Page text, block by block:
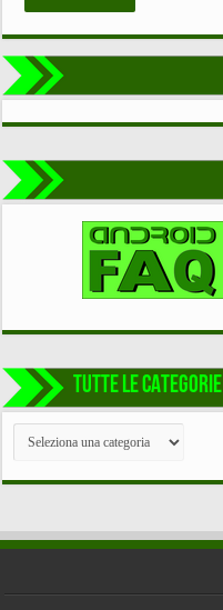
TUTTE LE CATEGORIE
TUTTE
CATEGORIE